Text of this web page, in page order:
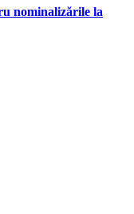
nominalizările la